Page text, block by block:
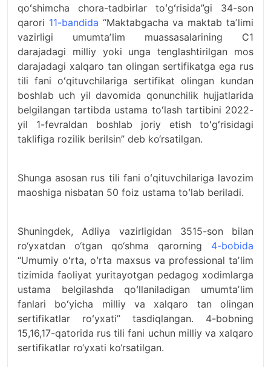
qoʻshimcha chora-tadbirlar toʻgʻrisida”gi 34-son
qarori 11-bandida “Maktabgacha va maktab taʼlimi
vazirligi umumtaʼlim muassasalarining C1
darajadagi milliy yoki unga tenglashtirilgan mos
darajadagi xalqaro tan olingan sertifikatga ega rus
tili fani oʻqituvchilariga sertifikat olingan kundan
boshlab uch yil davomida qonunchilik hujjatlarida
belgilangan tartibda ustama toʻlash tartibini 2022-
yil 1-fevraldan boshlab joriy etish toʻgʻrisidagi
taklifiga rozilik berilsin” deb ko‘rsatilgan.
Shunga asosan rus tili fani oʻqituvchilariga lavozim
maoshiga nisbatan 50 foiz ustama toʻlab beriladi.
Shuningdek, Adliya vazirligidan 3515-son bilan
ro‘yxatdan o‘tgan qo‘shma qarorning 4-bobida
“Umumiy oʻrta, oʻrta maxsus va professional taʼlim
tizimida faoliyat yuritayotgan pedagog xodimlarga
ustama belgilashda qoʻllaniladigan umumtaʼlim
fanlari boʻyicha milliy va xalqaro tan olingan
sertifikatlar roʻyxati” tasdiqlangan. 4-bobning
15,16,17-qatorida rus tili fani uchun milliy va xalqaro
sertifikatlar ro‘yxati ko‘rsatilgan.